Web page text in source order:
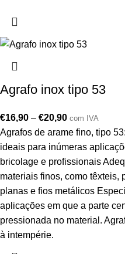
Agrafo inox tipo 53
€16,90 – €20,90 com IVA
Agrafos de arame fino, tipo
ideais para inúmeras
bricolage e profissionais
materiais finos, como têxteis,
planas e fios metálicos
aplicações em que a parte
pressionada no material.
à intempérie.